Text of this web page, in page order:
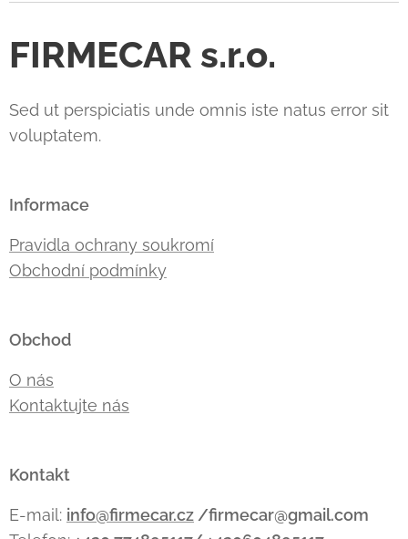
FIRMECAR s.r.o.
Sed ut perspiciatis unde omnis iste natus error sit
voluptatem.
Informace
Pravidla ochrany soukromí
Obchodní podmínky
Obchod
O nás
Kontaktujte nás
Kontakt
E-mail: info@firmecar.cz /firmecar@gmail.com